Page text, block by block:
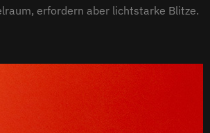
erfordern aber lichtstarke Blitze.